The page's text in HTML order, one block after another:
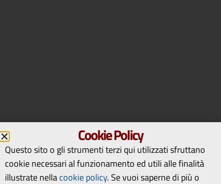
Cookie Policy
Questo sito o gli strumenti terzi qui utilizzati sfruttano
cookie necessari al funzionamento ed utili alle finalità
illustrate nellacookie policy. Se vuoi saperne di più o